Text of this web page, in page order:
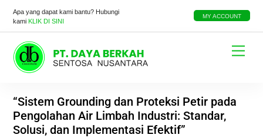
Apa yang dapat kami bantu? Hubungi
kamiKLIK DI SINI
MY ACCOUNT
Menu
“Sistem Grounding dan Proteksi Petir pada
Pengolahan Air Limbah Industri: Standar,
Solusi, dan Implementasi Efektif”